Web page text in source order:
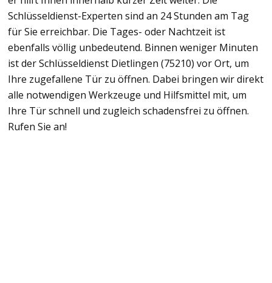
Schlüsseldienst-Experten sind an 24 Stunden am Tag
für Sie erreichbar. Die Tages- oder Nachtzeit ist
ebenfalls völlig unbedeutend. Binnen weniger Minuten
ist der Schlüsseldienst Dietlingen (75210) vor Ort, um
Ihre zugefallene Tür zu öffnen. Dabei bringen wir direkt
alle notwendigen Werkzeuge und Hilfsmittel mit, um
Ihre Tür schnell und zugleich schadensfrei zu öffnen.
Rufen Sie an!